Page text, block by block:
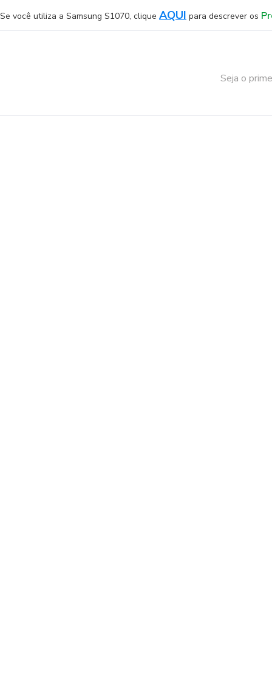
Se você utiliza a Samsung S1070, clique AQUI para descrever os
Seja o